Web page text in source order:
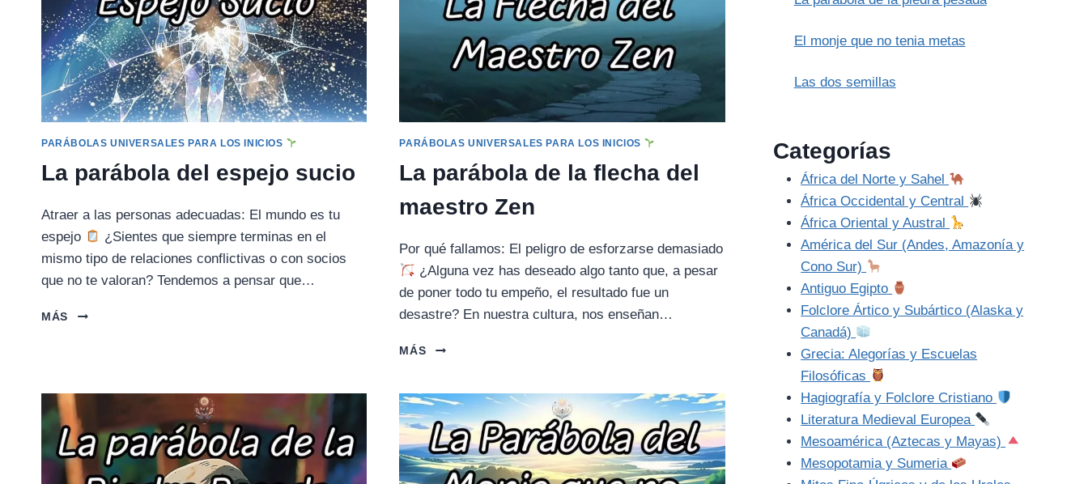
PARÁBOLAS UNIVERSALES PARA LOS INICIOS
La parábola del espejo sucio
Atraer a las personas adecuadas: El mundo es tu
espejo
¿Sientes que siempre terminas en el
mismo tipo de relaciones conflictivas o con socios
que no te valoran? Tendemos a pensar que…
MÁS
LA
PARÁBOLAS UNIVERSALES PARA LOS INICIOS
La parábola de la flecha del
maestro Zen
Por qué fallamos: El peligro de esforzarse demasiado
¿Alguna vez has deseado algo tanto que, a pesar
de poner todo tu empeño, el resultado fue un
desastre? En nuestra cultura, nos enseñan…
MÁS
LA
LA
FLECHA
DEL
MAESTRO
ZEN
El monje que no tenia metas
Las dos semillas
Categorías
África del Norte y Sahel
África Occidental y Central
África Oriental y Austral
América del Sur (Andes, Amazonía y
Cono Sur)
Antiguo Egipto
Folclore Ártico y Subártico (Alaska y
Canadá)
Grecia: Alegorías y Escuelas
Filosóficas
Hagiografía y Folclore Cristiano
Literatura Medieval Europea
Mesoamérica (Aztecas y Mayas)
Mesopotamia y Sumeria